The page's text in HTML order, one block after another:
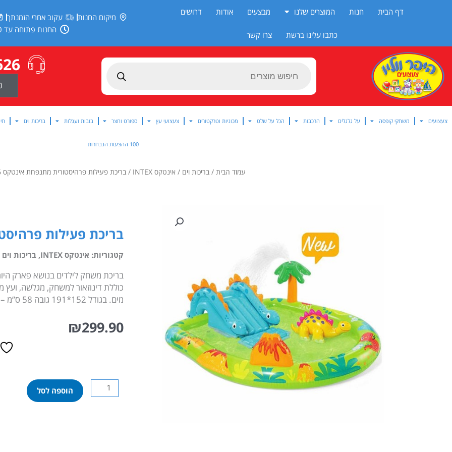
דף הבית חנות המוצרים שלנו מבצעים אודות דרושים
כתבו עלינו ברשת צרו קשר
מיקום החנות עקוב אחרי הזמנתך
החנות פתוחה עד 20:00
Products
צעצועים משחקי קופסה על גלגלים הרכבות הכל על שלט מכוניות וטרקטורים צעצועי עץ ספורט וחצר בובות ועגלות בריכות וים
100 ההצעות הנבחרות
עמוד הבית /בריכות וים / אינטקס INTEX / בריכת פעילות פרהיסטורית מתנפחת אינטקס 57166
בריכת פעילות
קטגוריות: אינטקס INTEX ,בריכות וים
כוללת דינוזאור למשחק, מגלשה, ועץ
מים. בגודל 152*191 גובה 58 ס”מ – גובה מים 12 ס”מ תכולה 143 ליטר.
₪299.90
כמות
של
הוספה לסל